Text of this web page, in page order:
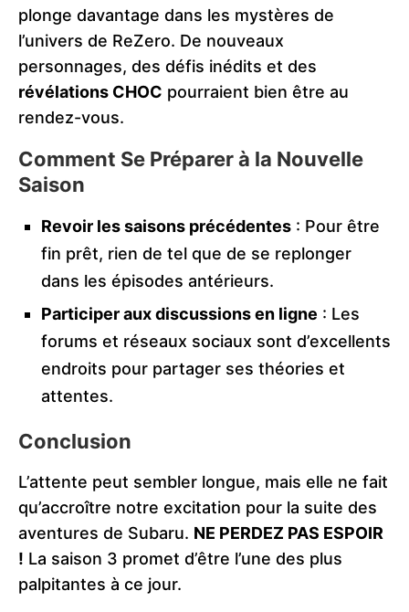
plonge davantage dans les mystères de
l’univers de ReZero. De nouveaux
personnages, des défis inédits et des
révélations CHOC pourraient bien être au
rendez-vous.
Comment Se Préparer à la Nouvelle
Saison
Revoir les saisons précédentes : Pour être
fin prêt, rien de tel que de se replonger
dans les épisodes antérieurs.
Participer aux discussions en ligne : Les
forums et réseaux sociaux sont d’excellents
endroits pour partager ses théories et
attentes.
Conclusion
L’attente peut sembler longue, mais elle ne fait
qu’accroître notre excitation pour la suite des
aventures de Subaru. NE PERDEZ PAS ESPOIR
! La saison 3 promet d’être l’une des plus
palpitantes à ce jour.